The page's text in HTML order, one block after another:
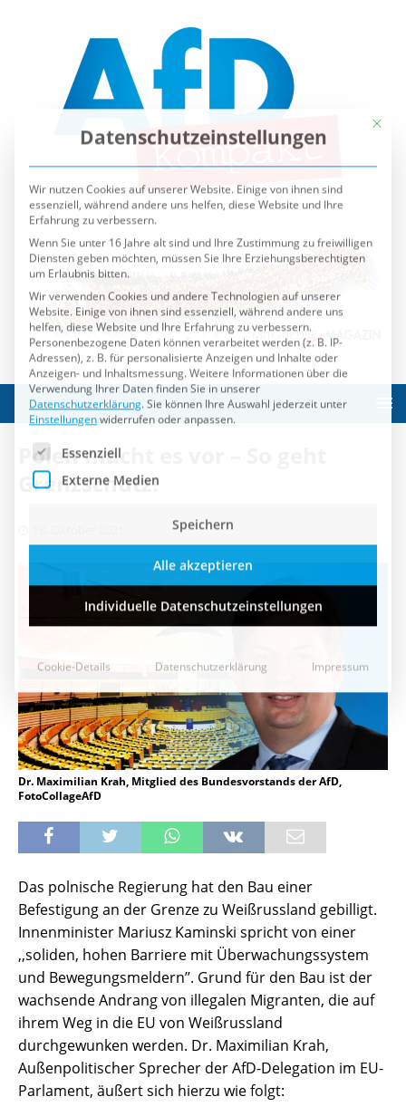
Polen macht es vor – So geht
Grenzschutz!
Dr. Maximilian Krah, Mitglied des Bundesvorstands der AfD,
FotoCollageAfD
Das polnische Regierung hat den Bau einer
Befestigung an der Grenze zu Weißrussland gebilligt.
Innenminister Mariusz Kaminski spricht von einer
,,soliden, hohen Barriere mit Überwachungssystem
und Bewegungsmeldern’’. Grund für den Bau ist der
wachsende Andrang von illegalen Migranten, die auf
ihrem Weg in die EU von Weißrussland
durchgewunken werden. Dr. Maximilian Krah,
Außenpolitischer Sprecher der AfD-Delegation im EU-
Parlament, äußert sich hierzu wie folgt:
Datenschutzeinstellungen
Wir nutzen Cookies auf unserer Website. Einige von ihnen sind
essenziell, während andere uns helfen, diese Website und Ihre
Wenn Sie unter 16 Jahre alt sind und Ihre Zustimmung zu freiwilligen
Diensten geben möchten, müssen Sie Ihre Erziehungsberechtigten
Wir verwenden Cookies und andere Technologien auf unserer
Website. Einige von ihnen sind essenziell, während andere uns
helfen, diese Website und Ihre Erfahrung zu verbessern.
Personenbezogene Daten können verarbeitet werden (z. B. IP-
Adressen), z. B. für personalisierte Anzeigen und Inhalte oder
Anzeigen- und Inhaltsmessung.
Verwendung Ihrer Daten finden Sie in unserer
Datenschutzerklärung.Sie können Ihre Auswahl jederzeit unter
Einstellungenwiderrufen oder anpassen.
Es folgt eine Liste der Service-Gruppen, für die eine
Essenziell
Externe Medien
Speichern
Datenschutzerklärung